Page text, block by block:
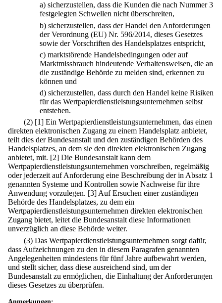
a) sicherzustellen, dass die Kunden die nach Nummer 3
festgelegten Schwellen nicht überschreiten,
b) sicherzustellen, dass der Handel den Anforderungen
der Verordnung (EU) Nr. 596/2014, dieses Gesetzes
sowie der Vorschriften des Handelsplatzes entspricht,
c) marktstörende Handelsbedingungen oder auf
Marktmissbrauch hindeutende Verhaltensweisen, die an
die zuständige Behörde zu melden sind, erkennen zu
können und
d) sicherzustellen, dass durch den Handel keine Risiken
für das Wertpapierdienstleistungsunternehmen selbst
entstehen.
(2) [1] Ein Wertpapierdienstleistungsunternehmen, das einen
direkten elektronischen Zugang zu einem Handelsplatz anbietet,
teilt dies der Bundesanstalt und den zuständigen Behörden des
Handelsplatzes, an dem sie den direkten elektronischen Zugang
anbietet, mit. [2] Die Bundesanstalt kann dem
Wertpapierdienstleistungsunternehmen vorschreiben, regelmäßig
oder jederzeit auf Anforderung eine Beschreibung der in Absatz 1
genannten Systeme und Kontrollen sowie Nachweise für ihre
Anwendung vorzulegen. [3] Auf Ersuchen einer zuständigen
Behörde des Handelsplatzes, zu dem ein
Wertpapierdienstleistungsunternehmen direkten elektronischen
Zugang bietet, leitet die Bundesanstalt diese Informationen
unverzüglich an diese Behörde weiter.
(3) Das Wertpapierdienstleistungsunternehmen sorgt dafür,
dass Aufzeichnungen zu den in diesem Paragrafen genannten
Angelegenheiten mindestens für fünf Jahre aufbewahrt werden,
und stellt sicher, dass diese ausreichend sind, um der
Bundesanstalt zu ermöglichen, die Einhaltung der Anforderungen
dieses Gesetzes zu überprüfen.
Anmerkungen: